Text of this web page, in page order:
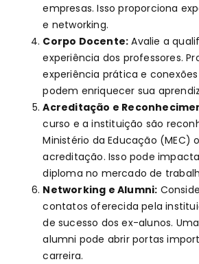
empresas. Isso proporciona
e networking.
Corpo Docente: Avalie a
experiência dos professores.
experiência prática e
podem enriquecer sua
Acreditação e
curso e a instituição são
Ministério da Educação (MEC)
acreditação. Isso pode
diploma no mercado de
Networking e Alumni:
contatos oferecida pela
de sucesso dos ex-alunos.
alumni pode abrir portas
carreira.